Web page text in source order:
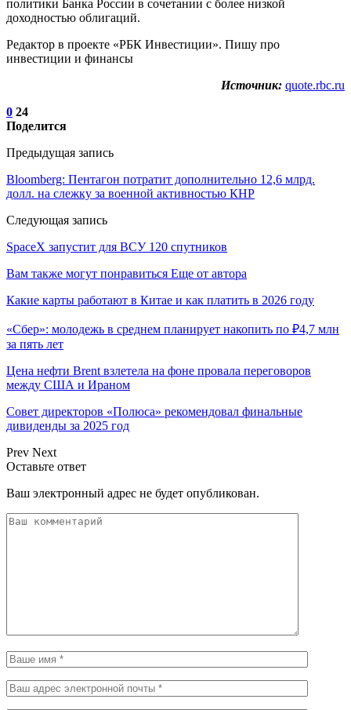
политики Банка России в сочетании с более низкой
доходностью облигаций.
Редактор в проекте «РБК Инвестиции». Пишу про
инвестиции и финансы
Источник: quote.rbc.ru
0 24
Поделится
Предыдущая запись
Bloomberg: Пентагон потратит дополнительно 12,6 млрд.
долл. на слежку за военной активностью КНР
Следующая запись
SpaceX запустит для ВСУ 120 спутников
Вам также могут понравиться Еще от автора
Какие карты работают в Китае и как платить в 2026 году
«Сбер»: молодежь в среднем планирует накопить по ₽4,7 млн
за пять лет
Цена нефти Brent взлетела на фоне провала переговоров
между США и Ираном
Совет директоров «Полюса» рекомендовал финальные
дивиденды за 2025 год
Prev Next
Оставьте ответ
Ваш электронный адрес не будет опубликован.